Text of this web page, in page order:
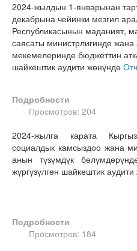
2024-жылдын 1-январынан
декабрына чейинки мезгил
Республикасынын маданият,
саясаты министрлигинде
мекемелеринде бюджеттин
шайкештик аудити жөнүндө
Подробности
Просмотров: 204
2024-жылга карата
социалдык камсыздоо жана
анын түзүмдүк
жүргүзүлгөн шайкештик
Подробности
Просмотров: 184